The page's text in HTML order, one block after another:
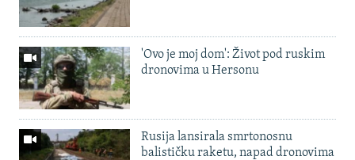
'Ovo je moj dom': Život pod ruskim
dronovima u Hersonu
Rusija lansirala smrtonosnu
balističku raketu, napad dronovima